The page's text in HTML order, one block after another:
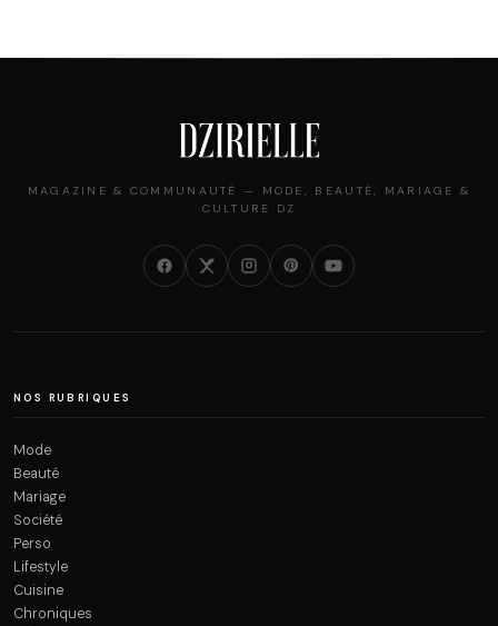
MAGAZINE & COMMUNAUTÉ — MODE, BEAUTÉ, MARIAGE &
CULTURE DZ
NOS RUBRIQUES
Mode
Beauté
Mariage
Société
Perso
Lifestyle
Cuisine
Chroniques